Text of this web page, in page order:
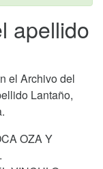
apellido
el Archivo del
Lantaño,
OZA Y